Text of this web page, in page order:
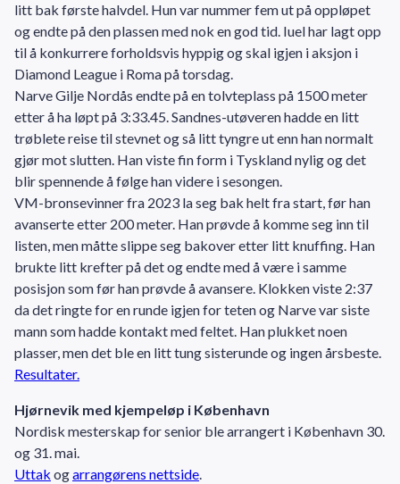
litt bak første halvdel. Hun var nummer fem ut på oppløpet
og endte på den plassen med nok en god tid. Iuel har lagt opp
til å konkurrere forholdsvis hyppig og skal igjen i aksjon i
Diamond League i Roma på torsdag.
Narve Gilje Nordås endte på en tolvteplass på 1500 meter
etter å ha løpt på 3:33.45. Sandnes-utøveren hadde en litt
trøblete reise til stevnet og så litt tyngre ut enn han normalt
gjør mot slutten. Han viste fin form i Tyskland nylig og det
blir spennende å følge han videre i sesongen.
VM-bronsevinner fra 2023 la seg bak helt fra start, før han
avanserte etter 200 meter. Han prøvde å komme seg inn til
listen, men måtte slippe seg bakover etter litt knuffing. Han
brukte litt krefter på det og endte med å være i samme
posisjon som før han prøvde å avansere. Klokken viste 2:37
da det ringte for en runde igjen for teten og Narve var siste
mann som hadde kontakt med feltet. Han plukket noen
plasser, men det ble en litt tung sisterunde og ingen årsbeste.
Resultater.
Hjørnevik med kjempeløp i København
Nordisk mesterskap for senior ble arrangert i København 30.
og 31. mai.
Uttak ogarrangørens nettside.